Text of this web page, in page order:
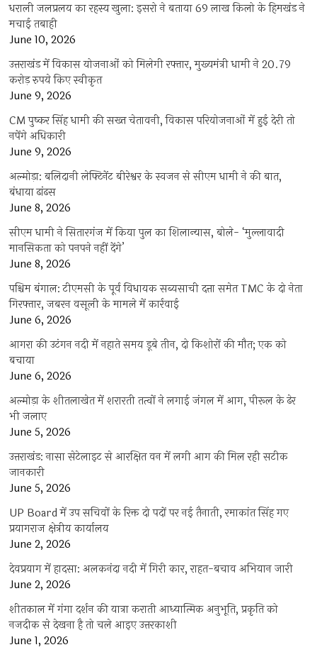
धराली जलप्रलय का रहस्य खुला: इसरो ने बताया 69 लाख किलो के हिमखंड ने
मचाई तबाही
June 10, 2026
उत्तराखंड में विकास योजनाओं को मिलेगी रफ्तार, मुख्यमंत्री धामी ने 20.79
करोड़ रुपये किए स्वीकृत
June 9, 2026
CM पुष्कर सिंह धामी की सख्त चेतावनी, विकास परियोजनाओं में हुई देरी तो
नपेंगे अधिकारी
June 9, 2026
अल्मोड़ा: बलिदानी लेफ्टिनेंट बीरेश्वर के स्वजन से सीएम धामी ने की बात,
बंधाया ढांढस
June 8, 2026
सीएम धामी ने सितारगंज में किया पुल का शिलान्यास, बोले- ‘मुल्लावादी
मानसिकता को पनपने नहीं देंगे’
June 8, 2026
पश्चिम बंगाल: टीएमसी के पूर्व विधायक सब्यसाची दत्ता समेत TMC के दो नेता
गिरफ्तार, जबरन वसूली के मामले में कार्रवाई
June 6, 2026
आगरा की उटंगन नदी में नहाते समय डूबे तीन, दो किशोरों की मौत; एक को
बचाया
June 6, 2026
अल्मोड़ा के शीतलाखेत में शरारती तत्वों ने लगाई जंगल में आग, पीरूल के ढेर
भी जलाए
June 5, 2026
उत्तराखंड: नासा सेटेलाइट से आरक्षित वन में लगी आग की मिल रही सटीक
जानकारी
June 5, 2026
UP Board में उप सचिवों के रिक्त दो पदों पर नई तैनाती, रमाकांत सिंह गए
प्रयागराज क्षेत्रीय कार्यालय
June 2, 2026
देवप्रयाग में हादसा: अलकनंदा नदी में गिरी कार, राहत-बचाव अभियान जारी
June 2, 2026
शीतकाल में गंगा दर्शन की यात्रा कराती आध्यात्मिक अनुभूति, प्रकृति को
नजदीक से देखना है तो चले आइए उत्तरकाशी
June 1, 2026